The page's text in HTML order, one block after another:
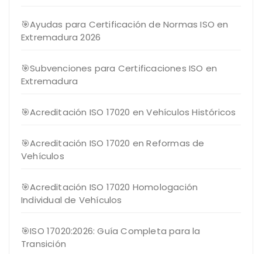
🎯Ayudas para Certificación de Normas ISO en
Extremadura 2026
🎯Subvenciones para Certificaciones ISO en
Extremadura
🎯Acreditación ISO 17020 en Vehículos Históricos
🎯Acreditación ISO 17020 en Reformas de
Vehículos
🎯Acreditación ISO 17020 Homologación
Individual de Vehículos
🎯ISO 17020:2026: Guía Completa para la
Transición